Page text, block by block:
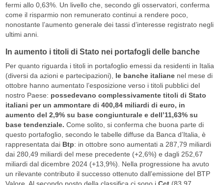
fermi allo 0,63%. Un livello che, secondo gli osservatori, conferma
come il risparmio non remunerato continui a rendere poco,
nonostante l’aumento generale dei tassi d’interesse registrato negli
ultimi anni.
In aumento i titoli di Stato nei portafogli delle banche
Per quanto riguarda i titoli in portafoglio emessi da residenti in Italia
(diversi da azioni e partecipazioni), le banche italianenel mese di
ottobre hanno aumentato l’esposizione verso i titoli pubblici del
nostro Paese: possedevano complessivamente titoli di Stato
italiani per un ammontare di 400,84 miliardi di euro, in
aumento del 2,9% su base congiunturale e dell’11,63% su
base tendenziale. Come solito, si conferma che buona parte di
questo portafoglio, secondo le tabelle diffuse da Banca d’Italia, è
rappresentata dai Btp: in ottobre sono aumentati a 287,79 miliardi
dai 280,49 miliardi del mese precedente (+2,6%) e dagli 252,67
miliardi dal dicembre 2024 (+13,9%). Nella progressione ha avuto
un rilevante contributo il successo ottenuto dall’emissione del BTP